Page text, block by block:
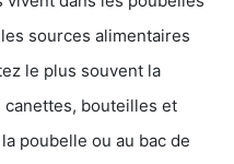
sources alimentaires
le plus souvent la
bouteilles et
poubelle ou au bac de